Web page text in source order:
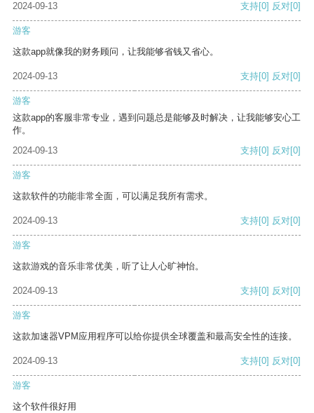
2024-09-13
支持[0] 反对[0]
游客
这款app就像我的财务顾问，让我能够省钱又省心。
2024-09-13 支持[0] 反对[0]
游客
这款app的客服非常专业，遇到问题总是能够及时解决，让我能够安心工
作。
2024-09-13
支持[0] 反对[0]
游客
这款软件的功能非常全面，可以满足我所有需求。
2024-09-13 支持[0] 反对[0]
游客
这款游戏的音乐非常优美，听了让人心旷神怡。
2024-09-13 支持[0] 反对[0]
游客
这款加速器VPM应用程序可以给你提供全球覆盖和最高安全性的连接。
2024-09-13 支持[0] 反对[0]
游客
这个软件很好用